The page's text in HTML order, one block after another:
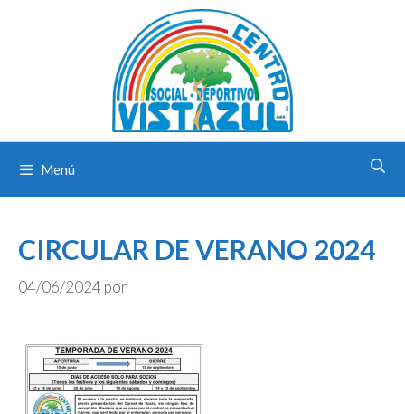
Menú
CIRCULAR DE VERANO 2024
04/06/2024 por